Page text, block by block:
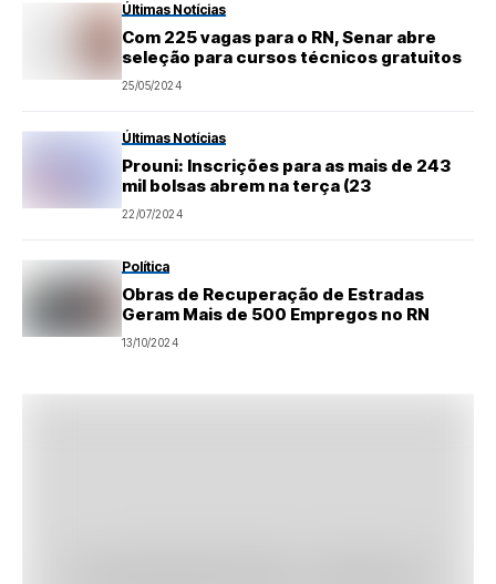
Últimas Notícias
Com 225 vagas para o RN, Senar abre
seleção para cursos técnicos gratuitos
25/05/2024
Últimas Notícias
Prouni: Inscrições para as mais de 243
mil bolsas abrem na terça (23
22/07/2024
Política
Obras de Recuperação de Estradas
Geram Mais de 500 Empregos no RN
13/10/2024